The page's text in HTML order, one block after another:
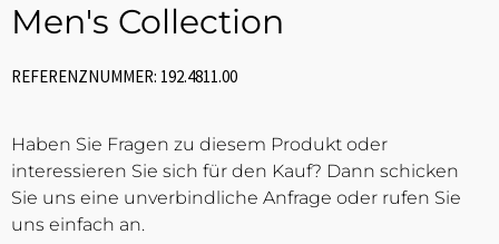
Men's Collection
REFERENZNUMMER: 192.4811.00
Haben Sie Fragen zu diesem Produkt oder
interessieren Sie sich für den Kauf? Dann schicken
Sie uns eine unverbindliche Anfrage oder rufen Sie
uns einfach an.